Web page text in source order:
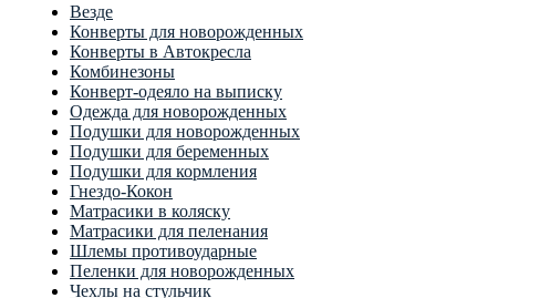
Везде
Конверты для новорожденных
Конверты в Автокресла
Комбинезоны
Конверт-одеяло на выписку
Одежда для новорожденных
Подушки для новорожденных
Подушки для беременных
Подушки для кормления
Гнездо-Кокон
Матрасики в коляску
Матрасики для пеленания
Шлемы противоударные
Пеленки для новорожденных
Чехлы на стульчик